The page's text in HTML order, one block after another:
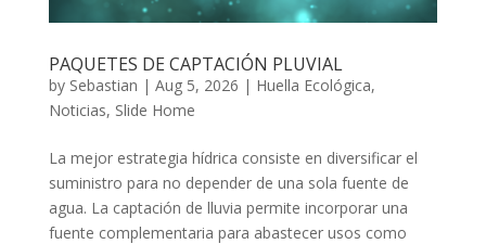
PAQUETES DE CAPTACIÓN PLUVIAL
by Sebastian | Aug 5, 2026 | Huella Ecológica,
Noticias, Slide Home
La mejor estrategia hídrica consiste en diversificar el
suministro para no depender de una sola fuente de
agua. La captación de lluvia permite incorporar una
fuente complementaria para abastecer usos como